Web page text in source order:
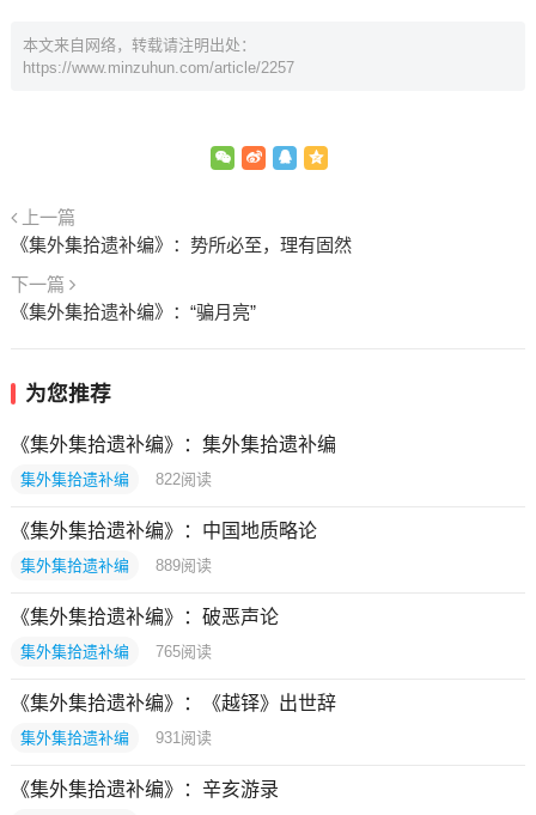
本文来自网络，转载请注明出处：
https://www.minzuhun.com/article/2257
上一篇
《集外集拾遗补编》：势所必至，理有固然
下一篇
《集外集拾遗补编》：“骗月亮”
为您推荐
《集外集拾遗补编》：集外集拾遗补编
集外集拾遗补编 822阅读
《集外集拾遗补编》：中国地质略论
集外集拾遗补编 889阅读
《集外集拾遗补编》：破恶声论
集外集拾遗补编 765阅读
《集外集拾遗补编》：《越铎》出世辞
集外集拾遗补编 931 阅读
《集外集拾遗补编》：辛亥游录